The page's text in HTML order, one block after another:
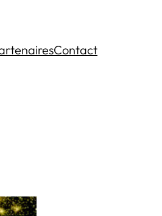
Contact